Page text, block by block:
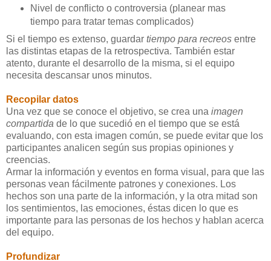
Nivel de conflicto o controversia (planear mas
tiempo para tratar temas complicados)
Si el tiempo es extenso, guardar tiempo para recreos entre
las distintas etapas de la retrospectiva. También estar
atento, durante el desarrollo de la misma, si el equipo
necesita descansar unos minutos.
Recopilar datos
Una vez que se conoce el objetivo, se crea una imagen
compartida de lo que sucedió en el tiempo que se está
evaluando, con esta imagen común, se puede evitar que los
participantes analicen según sus propias opiniones y
creencias.
Armar la información y eventos en forma visual, para que las
personas vean fácilmente patrones y conexiones. Los
hechos son una parte de la información, y la otra mitad son
los sentimientos, las emociones, éstas dicen lo que es
importante para las personas de los hechos y hablan acerca
del equipo.
Profundizar